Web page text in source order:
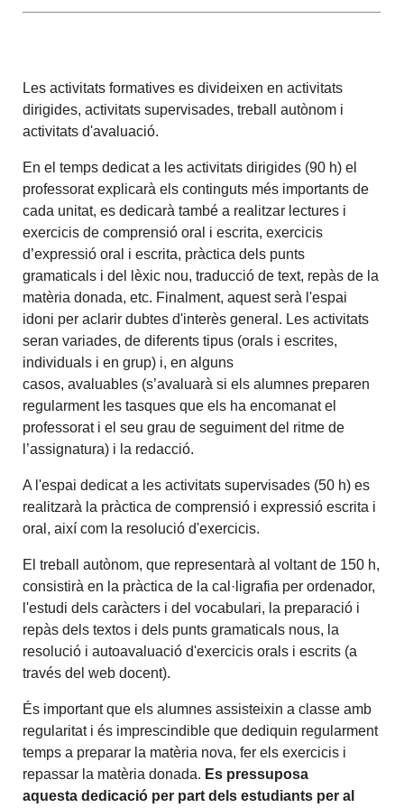
Les activitats formatives es divideixen en activitats
dirigides, activitats supervisades, treball autònom i
activitats d'avaluació.
En el temps dedicat a les activitats dirigides (90 h) el
professorat explicarà els continguts més importants de
cada unitat, es dedicarà també a realitzar lectures i
exercicis de comprensió oral i escrita, exercicis
d’expressió oral i escrita, pràctica dels punts
gramaticals i del lèxic nou, traducció de text, repàs de la
matèria donada, etc. Finalment, aquest serà l'espai
idoni per aclarir dubtes d'interès general. Les activitats
seran variades, de diferents tipus (orals i escrites,
individuals i en grup) i, en alguns
casos, avaluables (s’avaluarà si els alumnes preparen
regularment les tasques que els ha encomanat el
professorat i el seu grau de seguiment del ritme de
l’assignatura) i la redacció.
A l'espai dedicat a les activitats supervisades (50 h) es
realitzarà la pràctica de comprensió i expressió escrita i
oral, així com la resolució d'exercicis.
El treball autònom, que representarà al voltant de 150 h,
consistirà en la pràctica de la cal·ligrafia per ordenador,
l'estudi dels caràcters i del vocabulari, la preparació i
repàs dels textos i dels punts gramaticals nous, la
resolució i autoavaluació d'exercicis orals i escrits (a
través del web docent).
És important que els alumnes assisteixin a classe amb
regularitat i és imprescindible que dediquin regularment
temps a preparar la matèria nova, fer els exercicis i
repassar la matèria donada. Es pressuposa
aquesta dedicació per part dels estudiants per al